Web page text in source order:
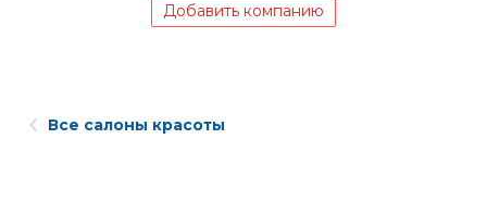
Добавить компанию
Все салоны красоты